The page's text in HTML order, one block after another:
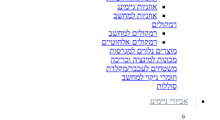
אוזניות גיימינג
אוזניות למחשב
רמקולים
רמקולים למחשב
רמקולים אלחוטיים
מוצרים נלווים למגרסות
מכונות למינציה וכריכה
משטחים לעכבר/מקלדת
חומרי ניקוי למחשב
סוללות
אביזרי גיימינג